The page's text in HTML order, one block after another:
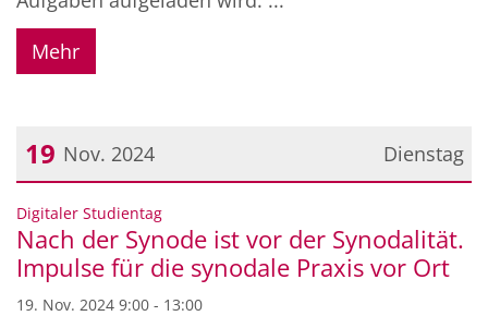
Mehr
Dienstag
19 Nov. 2024
Datum: 19. November 2024
Digitaler Studientag:
Nach der Synode ist vor der Synodalität.
Impulse für die synodale Praxis vor Ort
19. Nov. 2024 9:00 - 13:00